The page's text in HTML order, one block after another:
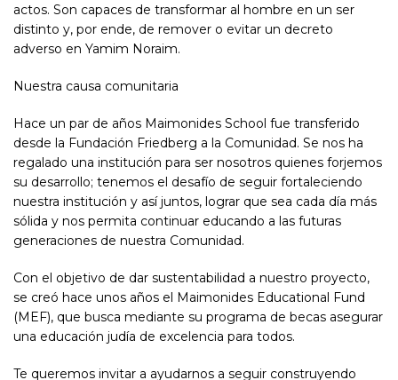
actos. Son capaces de transformar al hombre en un ser
distinto y, por ende, de remover o evitar un decreto
adverso en Yamim Noraim.
Nuestra causa comunitaria
Hace un par de años Maimonides School fue transferido
desde la Fundación Friedberg a la Comunidad. Se nos ha
regalado una institución para ser nosotros quienes forjemos
su desarrollo; tenemos el desafío de seguir fortaleciendo
nuestra institución y así juntos, lograr que sea cada día más
sólida y nos permita continuar educando a las futuras
generaciones de nuestra Comunidad.
Con el objetivo de dar sustentabilidad a nuestro proyecto,
se creó hace unos años el Maimonides Educational Fund
(MEF), que busca mediante su programa de becas asegurar
una educación judía de excelencia para todos.
Te queremos invitar a ayudarnos a seguir construyendo